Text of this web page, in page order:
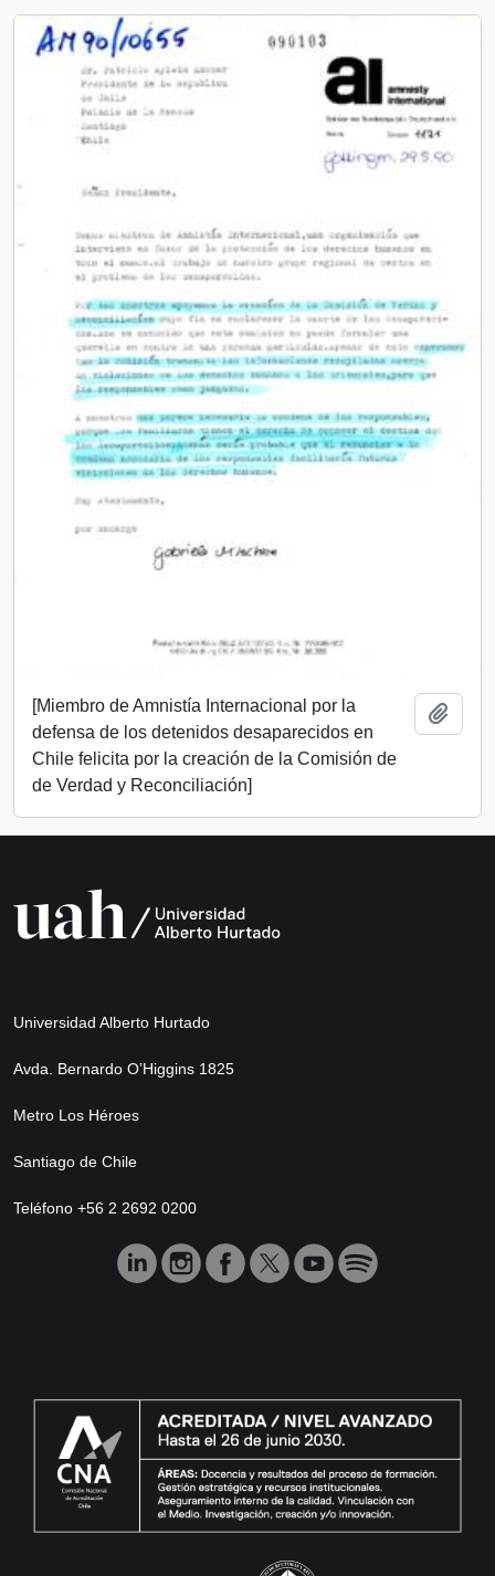
[Miembro de Amnistía Internacional por la
defensa de los detenidos desaparecidos en
Chile felicita por la creación de la Comisión de
de Verdad y Reconciliación]
Universidad Alberto Hurtado
Avda. Bernardo O’Higgins 1825
Metro Los Héroes
Santiago de Chile
Teléfono +56 2 2692 0200